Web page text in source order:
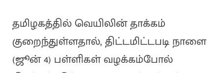
தமிழகத்தில் வெயிலின் தாக்கம்
குறைந்துள்ளதால், திட்டமிட்டபடி நாளை
(ஜூன் 4) பள்ளிகள் வழக்கம்போல்